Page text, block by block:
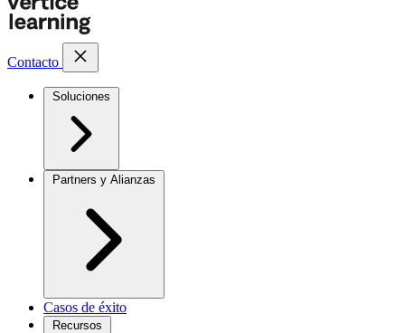
Contacto
Soluciones
Partners y Alianzas
Casos de éxito
Recursos